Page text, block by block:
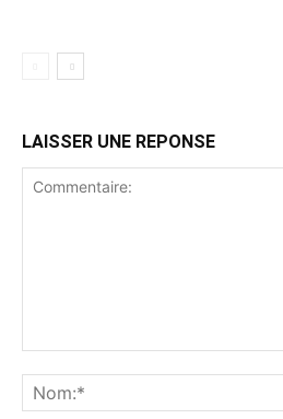
LAISSER UNE REPONSE